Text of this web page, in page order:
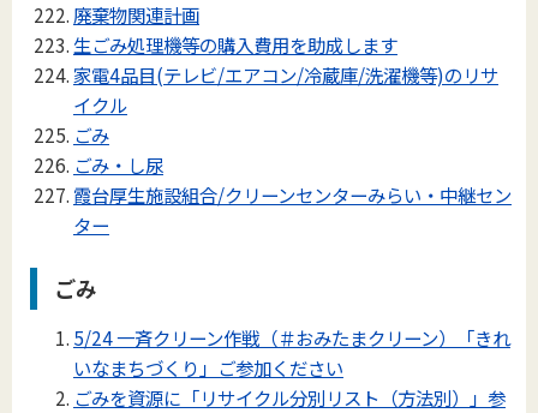
廃棄物関連計画
生ごみ処理機等の購入費用を助成します
家電4品目(テレビ/エアコン/冷蔵庫/洗濯機等)のリサ
イクル
ごみ
ごみ・し尿
霞台厚生施設組合/クリーンセンターみらい・中継セン
ター
ごみ
5/24 一斉クリーン作戦（＃おみたまクリーン）「きれ
いなまちづくり」ご参加ください
ごみを資源に「リサイクル分別リスト（方法別）」参